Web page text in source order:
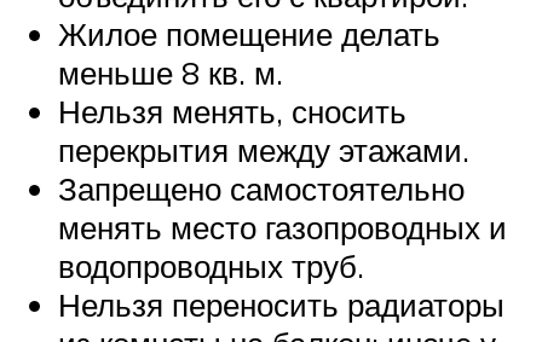
Жилое помещение делать
меньше 8 кв. м.
Нельзя менять, сносить
перекрытия между этажами.
Запрещено самостоятельно
менять место газопроводных и
водопроводных труб.
Нельзя переносить радиаторы